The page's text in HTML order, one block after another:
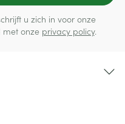
u zich in voor onze
met onze privacy policy.